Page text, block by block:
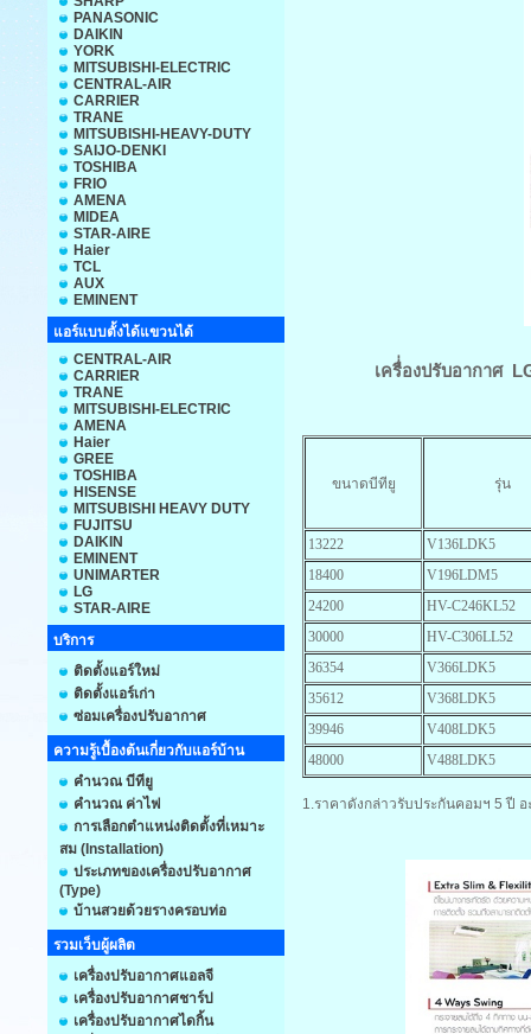
PANASONIC
DAIKIN
YORK
MITSUBISHI-ELECTRIC
CENTRAL-AIR
CARRIER
TRANE
MITSUBISHI-HEAVY-DUTY
SAIJO-DENKI
TOSHIBA
FRIO
AMENA
MIDEA
STAR-AIRE
Haier
TCL
AUX
EMINENT
แอร์แบบตั้งได้แขวนได้
CENTRAL-AIR
CARRIER
TRANE
MITSUBISHI-ELECTRIC
AMENA
Haier
GREE
TOSHIBA
HISENSE
MITSUBISHI HEAVY DUTY
FUJITSU
DAIKIN
EMINENT
UNIMARTER
LG
STAR-AIRE
บริการ
ติดตั้งแอร์ใหม่
ติดตั้งแอร์เก่า
ซ่อมเครื่องปรับอากาศ
ความรู้เบื้องต้นเกี่ยวกับแอร์บ้าน
คำนวณ บีทียู
คำนวณ ค่าไฟ
การเลือกตำแหน่งติดตั้งที่เหมาะ
สม (Installation)
ประเภทของเครื่องปรับอากาศ
(Type)
บ้านสวยด้วยรางครอบท่อ
รวมเว็บผู้ผลิต
เครื่องปรับอากาศแอลจี
เครื่องปรับอากาศชาร์ป
เครื่องปรับอากาศไดกิ้น
เครื่่องปรับอากาศ
ขนาดบีทียู รุ่น
13222
V136LDK5
18400
V196LDM5
24200
HV-C246KL52
30000
HV-C306LL52
36354
V366LDK5
35612
V368LDK5
39946
V408LDK5
48000
V488LDK5
1.ราคาดังกล่าวรับประกันคอมฯ 5 ปี อ